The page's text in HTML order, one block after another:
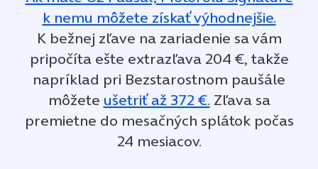
k nemu môžete získať výhodnejšie.
K bežnej zľave na zariadenie sa vám
pripočíta ešte extrazľava 204 €, takže
napríklad pri Bezstarostnom paušále
môžete ušetriť až 372 €. Zľava sa
premietne do mesačných splátok počas
24 mesiacov.